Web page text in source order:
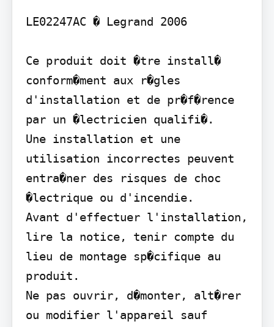
LE02247AC � Legrand 2006
Ce produit doit �tre install�
conform�ment aux r�gles
d'installation et de pr�f�rence
par un �lectricien qualifi�.
Une installation et une
utilisation incorrectes peuvent
entra�ner des risques de choc
�lectrique ou d'incendie.
Avant d'effectuer l'installation,
lire la notice, tenir compte du
lieu de montage sp�cifique au
produit.
Ne pas ouvrir, d�monter, alt�rer
ou modifier l'appareil sauf